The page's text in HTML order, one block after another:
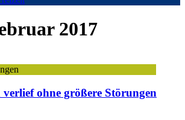
2017
ohne größere Störungen